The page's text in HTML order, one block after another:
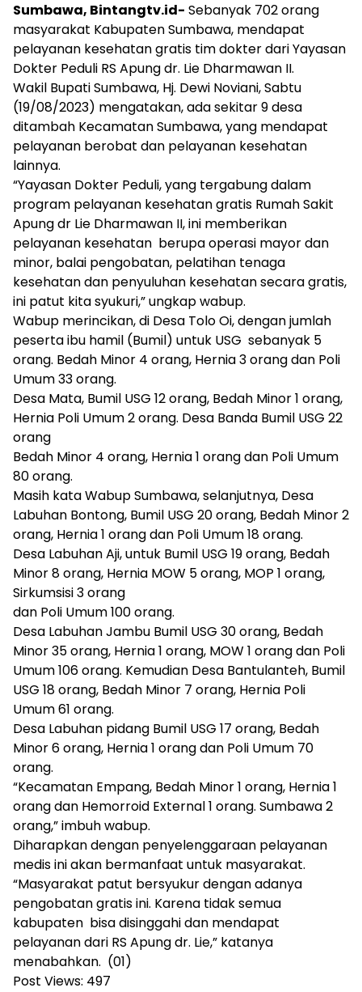
Sumbawa, Bintangtv.id- Sebanyak 702 orang
masyarakat Kabupaten Sumbawa, mendapat
pelayanan kesehatan gratis tim dokter dari Yayasan
Dokter Peduli RS Apung dr. Lie Dharmawan II.
Wakil Bupati Sumbawa, Hj. Dewi Noviani, Sabtu
(19/08/2023) mengatakan, ada sekitar 9 desa
ditambah Kecamatan Sumbawa, yang mendapat
pelayanan berobat dan pelayanan kesehatan
lainnya.
“Yayasan Dokter Peduli, yang tergabung dalam
program pelayanan kesehatan gratis Rumah Sakit
Apung dr Lie Dharmawan II, ini memberikan
pelayanan kesehatan berupa operasi mayor dan
minor, balai pengobatan, pelatihan tenaga
kesehatan dan penyuluhan kesehatan secara gratis,
ini patut kita syukuri,” ungkap wabup.
Wabup merincikan, di Desa Tolo Oi, dengan jumlah
peserta ibu hamil (Bumil) untuk USG sebanyak 5
orang. Bedah Minor 4 orang, Hernia 3 orang dan Poli
Umum 33 orang.
Desa Mata, Bumil USG 12 orang, Bedah Minor 1 orang,
Hernia Poli Umum 2 orang. Desa Banda Bumil USG 22
orang
Bedah Minor 4 orang, Hernia 1 orang dan Poli Umum
80 orang.
Masih kata Wabup Sumbawa, selanjutnya, Desa
Labuhan Bontong, Bumil USG 20 orang, Bedah Minor 2
orang, Hernia 1 orang dan Poli Umum 18 orang.
Desa Labuhan Aji, untuk Bumil USG 19 orang, Bedah
Minor 8 orang, Hernia MOW 5 orang, MOP 1 orang,
Sirkumsisi 3 orang
dan Poli Umum 100 orang.
Desa Labuhan Jambu Bumil USG 30 orang, Bedah
Minor 35 orang, Hernia 1 orang, MOW 1 orang dan Poli
Umum 106 orang. Kemudian Desa Bantulanteh, Bumil
USG 18 orang, Bedah Minor 7 orang, Hernia Poli
Umum 61 orang.
Desa Labuhan pidang Bumil USG 17 orang, Bedah
Minor 6 orang, Hernia 1 orang dan Poli Umum 70
orang.
“Kecamatan Empang, Bedah Minor 1 orang, Hernia 1
orang dan Hemorroid External 1 orang. Sumbawa 2
orang,” imbuh wabup.
Diharapkan dengan penyelenggaraan pelayanan
medis ini akan bermanfaat untuk masyarakat.
“Masyarakat patut bersyukur dengan adanya
pengobatan gratis ini. Karena tidak semua
kabupaten bisa disinggahi dan mendapat
pelayanan dari RS Apung dr. Lie,” katanya
menabahkan. (01)
Post Views: 497